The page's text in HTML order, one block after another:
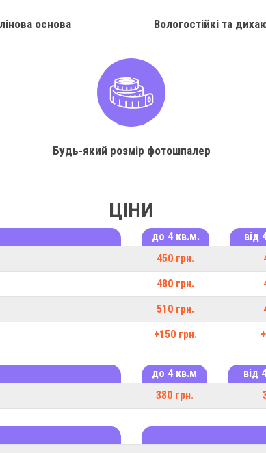
основа Вологостійкі та
Будь-який розмір фотошпалер
ЦІНИ
до 4 кв.м. від
450 грн.
480 грн.
510 грн.
+150 грн.
до 4 кв.м від
380 грн.